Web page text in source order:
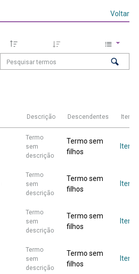
Voltar
Descrição Descendentes Itens
Termo
sem
descrição
Termo sem
filhos
Itens
Termo
sem
descrição
Termo sem
filhos
Itens
Termo
sem
descrição
Termo sem
filhos
Itens
Termo
sem
descrição
Termo sem
filhos
Itens